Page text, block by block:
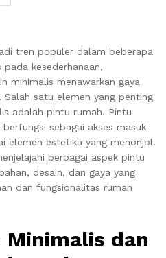
tren populer dalam beberapa
kesederhanaan,
minimalis menawarkan gaya
Salah satu elemen yang penting
adalah pintu rumah. Pintu
sebagai akses masuk
elemen estetika yang menonjol.
berbagai aspek pintu
desain, dan gaya yang
dan fungsionalitas rumah
Minimalis dan